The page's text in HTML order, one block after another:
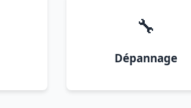
🔧
Dépannage